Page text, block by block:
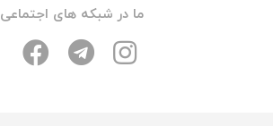
ما در شبکه های اجتماعی